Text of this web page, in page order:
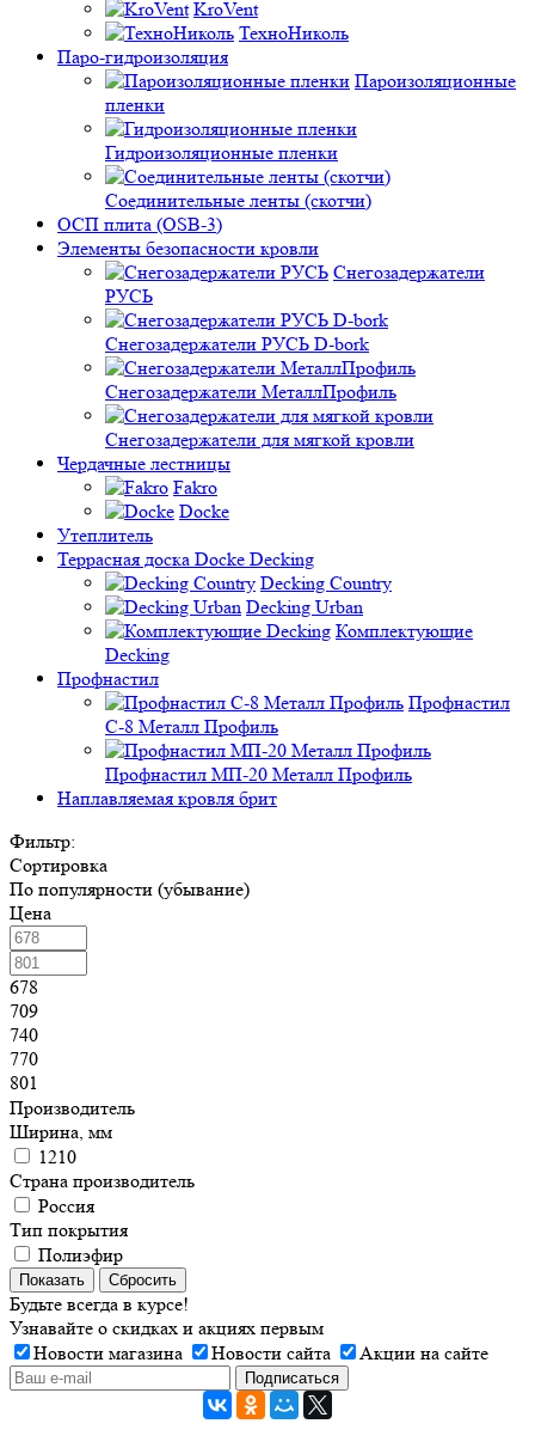
KroVent
ТехноНиколь
Паро-гидроизоляция
Пароизоляционные
пленки
Гидроизоляционные пленки
Соединительные ленты (скотчи)
ОСП плита (OSB-3)
Элементы безопасности кровли
Снегозадержатели
РУСЬ
Снегозадержатели РУСЬ D-bork
Снегозадержатели МеталлПрофиль
Снегозадержатели для мягкой кровли
Чердачные лестницы
Fakro
Docke
Утеплитель
Террасная доска Docke Decking
Decking Country
Decking Urban
Комплектующие
Decking
Профнастил
Профнастил
C-8 Металл Профиль
Профнастил МП-20 Металл Профиль
Наплавляемая кровля брит
Фильтр:
Сортировка
По популярности (убывание)
Цена
678
709
740
770
801
Производитель
Ширина, мм
1210
Страна производитель
Россия
Тип покрытия
Полиэфир
Показать Сбросить
Будьте всегда в курсе!
Узнавайте о скидках и акциях первым
Новости магазина
Новости сайта Акции на сайте